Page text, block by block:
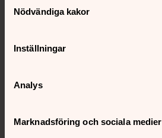
Nödvändiga kakor
Inställningar
Analys
Marknadsföring och sociala medier
Hitta snabbt
Sociala kanaler